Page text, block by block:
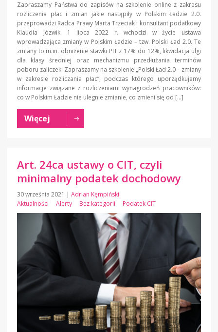
Zapraszamy Państwa do zapisów na szkolenie online z zakresu
rozliczenia płac i zmian jakie nastąpiły w Polskim Ładzie 2.0.
przeprowadzi Radca Prawy Marta Trzeciak i konsultant podatkowy
Klaudia Józwik. 1 lipca 2022 r. wchodzi w życie ustawa
wprowadzająca zmiany w Polskim Ładzie – tzw. Polski Ład 2.0. Te
zmiany to m.in. obniżenie stawki PIT z 17% do 12%, likwidacja ulgi
dla klasy średniej oraz mechanizmu przedłużania terminów
poboru zaliczek. Zapraszamy na szkolenie „Polski Ład 2.0 – zmiany
w zakresie rozliczania płac”, podczas którego uporządkujemy
informacje związane z rozliczeniami wynagrodzeń pracowników:
co w Polskim Ładzie nie ulegnie zmianie, co zmieni się od […]
Więcej
Art. 24ca ustawy o CIT, czyli
minimalny podatek dochodowy
30 września 2021 | Adrian Kęmpiński
Aktualności
Alerty Bez kategorii Podatek CIT